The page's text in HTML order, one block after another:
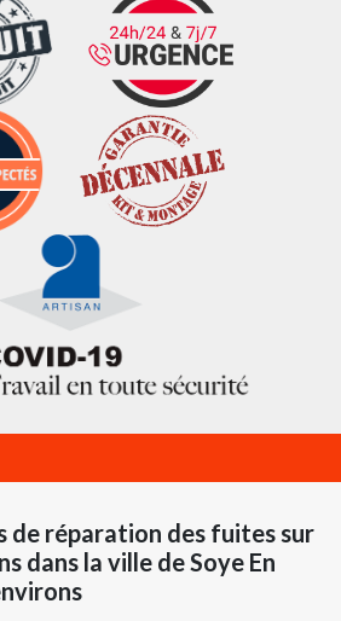
de réparation des fuites sur
dans la ville de Soye En